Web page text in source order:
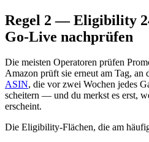
Regel 2 — Eligibility
Go-Live nachprüfen
Die meisten Operatoren prüfen
Amazon prüft sie erneut am Tag, an
ASIN, die vor zwei Wochen jedes
scheitern — und du merkst es erst,
erscheint.
Die Eligibility-Flächen, die am